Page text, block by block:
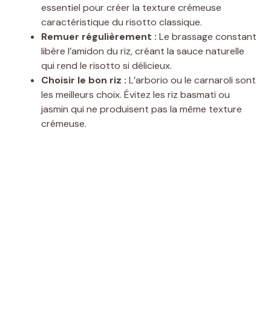
essentiel pour créer la texture crémeuse
caractéristique du risotto classique.
Remuer régulièrement : Le brassage constant
libère l’amidon du riz, créant la sauce naturelle
qui rend le risotto si délicieux.
Choisir le bon riz : L’arborio ou le carnaroli sont
les meilleurs choix. Évitez les riz basmati ou
jasmin qui ne produisent pas la même texture
crémeuse.